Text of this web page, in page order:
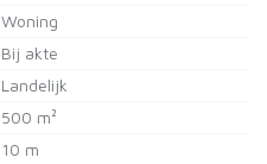
Woning
Bij akte
Landelijk
500 m²
10 m